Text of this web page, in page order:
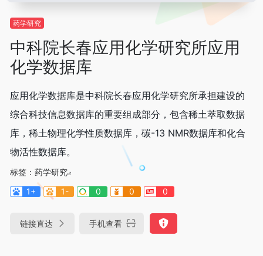
药学研究
中科院长春应用化学研究所应用
化学数据库
应用化学数据库是中科院长春应用化学研究所承担建设的
综合科技信息数据库的重要组成部分，包含稀土萃取数据
库，稀土物理化学性质数据库，碳-13 NMR数据库和化合
物活性数据库。
标签： 药学研究
1+
1- 0 0 0
链接直达 手机查看